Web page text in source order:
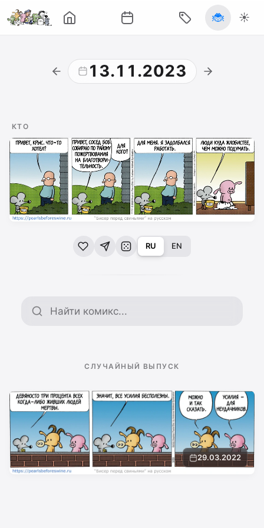
🐞 ☀️
13.11.2023
КТО
RU EN
Поиск по архиву
СЛУЧАЙНЫЙ ВЫПУСК
29.03.2022